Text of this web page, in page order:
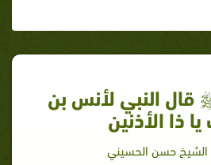
قال النبي لأنس بن
ذا الأذنين
الشيخ حسن الحسيني